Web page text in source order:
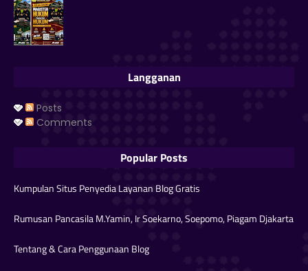
Langganan
Posts
Comments
Popular Posts
Kumpulan Situs Penyedia Layanan Blog Gratis
Rumusan Pancasila M.Yamin, Ir Soekarno, Soepomo, Piagam Djakarta
Tentang & Cara Penggunaan Blog